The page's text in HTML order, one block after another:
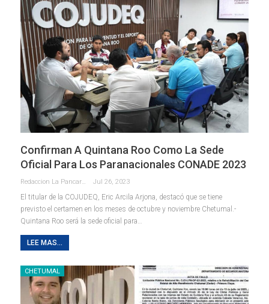
Confirman A Quintana Roo Como La Sede
Oficial Para Los Paranacionales CONADE 2023
Redaccion La Pancarta De Quintana Roo Jul 26, 2023
El titular de la COJUDEQ, Eric Arcila Arjona, destacó que se tiene
previsto el certamen en los meses de octubre y noviembre Chetumal.-
Quintana Roo será la sede oficial para…
LEE MAS...
CHETUMAL